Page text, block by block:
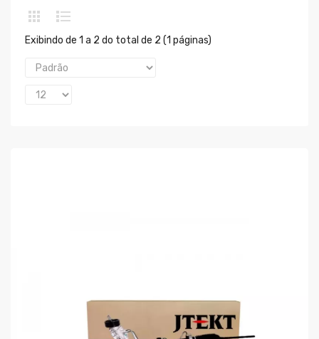
Exibindo de 1 a 2 do total de 2 (1 páginas)